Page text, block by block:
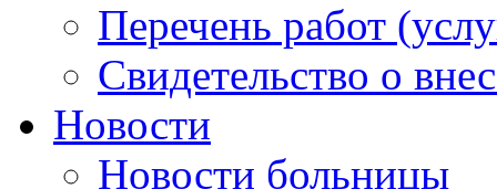
Перечень работ
Свидетельство о
Новости
Новости больницы